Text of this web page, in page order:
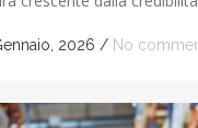
2026 / No